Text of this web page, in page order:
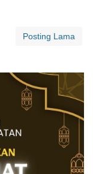
Posting Lama